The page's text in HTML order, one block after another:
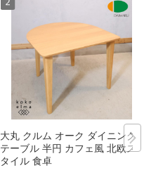
大丸 クルム オーク ダイニング
テーブル 半円 カフェ風 北欧ス
タイル 食卓